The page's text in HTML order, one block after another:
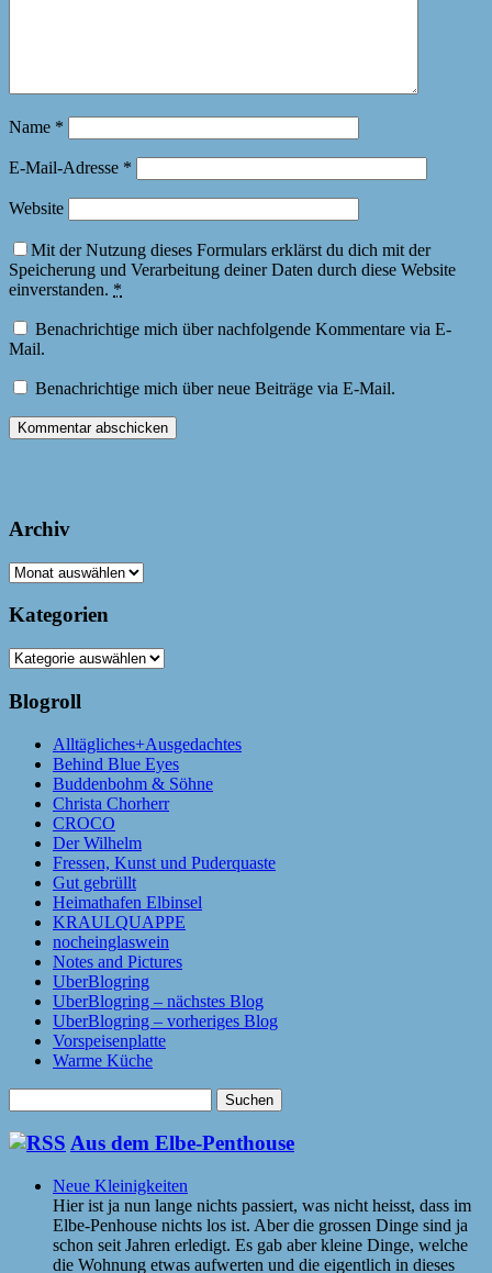
Name *
E-Mail-Adresse *
Website
Mit der Nutzung dieses Formulars erklärst du dich mit der
Speicherung und Verarbeitung deiner Daten durch diese Website
einverstanden. *
Benachrichtige mich über nachfolgende Kommentare via E-
Mail.
Benachrichtige mich über neue Beiträge via E-Mail.
Archiv
Archiv
Kategorien
Kategorien
Blogroll
Alltägliches+Ausgedachtes
Behind Blue Eyes
Buddenbohm & Söhne
Christa Chorherr
CROCO
Der Wilhelm
Fressen, Kunst und Puderquaste
Gut gebrüllt
Heimathafen Elbinsel
KRAULQUAPPE
nocheinglaswein
Notes and Pictures
UberBlogring
UberBlogring – nächstes Blog
UberBlogring – vorheriges Blog
Vorspeisenplatte
Warme Küche
nach:
Aus dem Elbe-Penthouse
Neue Kleinigkeiten
Hier ist ja nun lange nichts passiert, was nicht heisst, dass im
Elbe-Penhouse nichts los ist. Aber die grossen Dinge sind ja
schon seit Jahren erledigt. Es gab aber kleine Dinge, welche
die Wohnung etwas aufwerten und die eigentlich in dieses